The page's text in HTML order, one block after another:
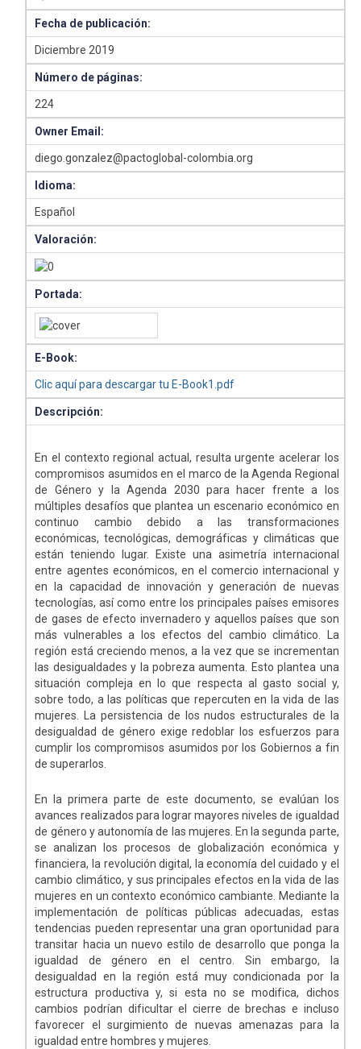
Fecha de publicación:
Diciembre 2019
Número de páginas:
224
Owner Email:
diego.gonzalez@pactoglobal-colombia.org
Idioma:
Español
Valoración:
Portada:
E-Book:
Clic aquí para descargar tu E-Book1.pdf
Descripción:
En el contexto regional actual, resulta urgente acelerar los
compromisos asumidos en el marco de la Agenda Regional
de Género y la Agenda 2030 para hacer frente a los
múltiples desafíos que plantea un escenario económico en
continuo cambio debido a las transformaciones
económicas, tecnológicas, demográficas y climáticas que
están teniendo lugar. Existe una asimetría internacional
entre agentes económicos, en el comercio internacional y
en la capacidad de innovación y generación de nuevas
tecnologías, así como entre los principales países emisores
de gases de efecto invernadero y aquellos países que son
más vulnerables a los efectos del cambio climático. La
región está creciendo menos, a la vez que se incrementan
las desigualdades y la pobreza aumenta. Esto plantea una
situación compleja en lo que respecta al gasto social y,
sobre todo, a las políticas que repercuten en la vida de las
mujeres. La persistencia de los nudos estructurales de la
desigualdad de género exige redoblar los esfuerzos para
cumplir los compromisos asumidos por los Gobiernos a fin
de superarlos.
En la primera parte de este documento, se evalúan los
avances realizados para lograr mayores niveles de igualdad
de género y autonomía de las mujeres. En la segunda parte,
se analizan los procesos de globalización económica y
financiera, la revolución digital, la economía del cuidado y el
cambio climático, y sus principales efectos en la vida de las
mujeres en un contexto económico cambiante. Mediante la
implementación de políticas públicas adecuadas, estas
tendencias pueden representar una gran oportunidad para
transitar hacia un nuevo estilo de desarrollo que ponga la
igualdad de género en el centro. Sin embargo, la
desigualdad en la región está muy condicionada por la
estructura productiva y, si esta no se modifica, dichos
cambios podrían dificultar el cierre de brechas e incluso
favorecer el surgimiento de nuevas amenazas para la
igualdad entre hombres y mujeres.